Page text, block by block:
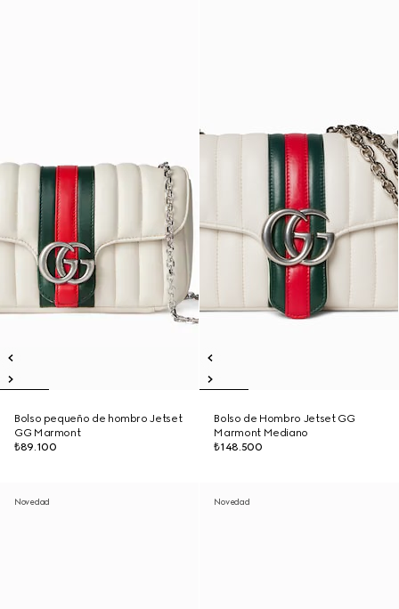
Bolso pequeño de hombro Jetset
GG Marmont
₺89.100
Bolso de Hombro Jetset GG
Marmont Mediano
₺148.500
Novedad Novedad